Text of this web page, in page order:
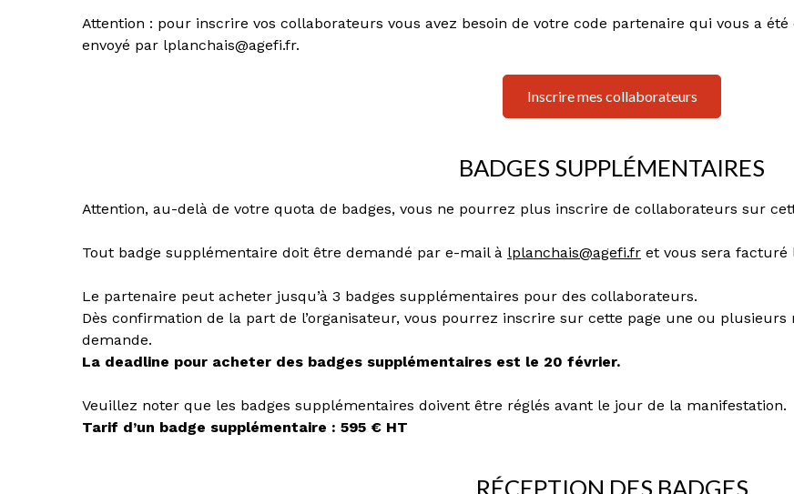
Attention : pour inscrire vos collaborateurs vous avez besoin de votre code partenaire qui vous a
envoyé par lplanchais@agefi.fr.
Inscrire mes collaborateurs
BADGES SUPPLÉMENTAIRES
Attention, au-delà de votre quota de badges, vous ne pourrez plus inscrire de collaborateurs sur
Tout badge supplémentaire doit être demandé par e-mail à lplanchais@agefi.fr et vous sera facturé
Le partenaire peut acheter jusqu’à 3 badges supplémentaires pour des collaborateurs.
Dès confirmation de la part de l’organisateur, vous pourrez inscrire sur cette page une ou
demande.
La deadline pour acheter des badges supplémentaires est le 20 février.
Veuillez noter que les badges supplémentaires doivent être réglés avant le jour de la manifestation.
Tarif d’un badge supplémentaire : 595 € HT
RÉCEPTION DES BADGES